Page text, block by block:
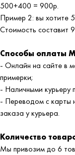
500+400 = 900р.
Пример 2: вы хотите
Стоимость составит
Способы оплаты
- Онлайн на сайте в
примерки;
- Наличными курьеру
- Переводом с карты
заказа у курьера.
Количество
Мы привозим до 6